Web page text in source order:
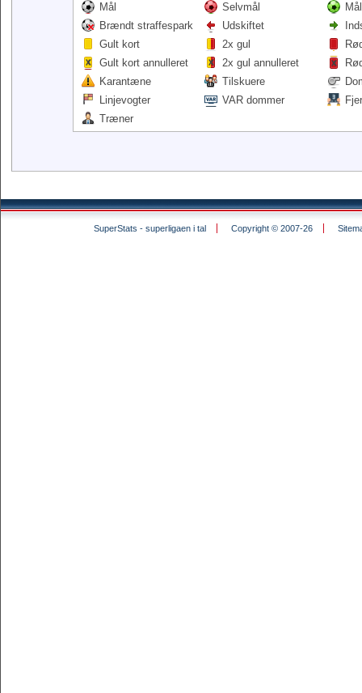
Mål Selvmål
Brændt straffespark
Udskiftet
Gult kort
2x gul
Gult kort annulleret
2x gul annulleret
Karantæne
Tilskuere
Linjevogter
VAR dommer
Træner
SuperStats - superligaen i tal Copyright © 2007-26